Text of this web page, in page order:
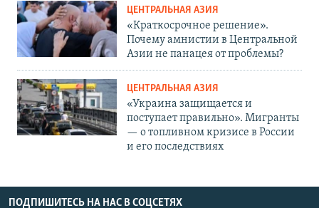
ЦЕНТРАЛЬНАЯ АЗИЯ
«Краткосрочное решение».
Почему амнистии в Центральной
Азии не панацея от проблемы?
ЦЕНТРАЛЬНАЯ АЗИЯ
«Украина защищается и
поступает правильно». Мигранты
— о топливном кризисе в России
и его последствиях
ПОДПИШИТЕСЬ НА НАС В СОЦСЕТЯХ